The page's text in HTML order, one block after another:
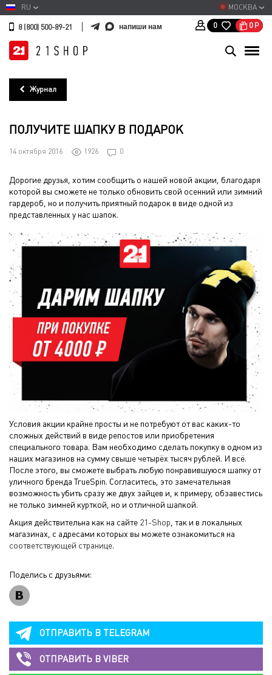
МОСКВА
RU
8 (800) 500-89-21 напиши нам 0 0 Р
Журнал
ПОЛУЧИТЕ ШАПКУ В ПОДАРОК
14 октября 2016 1926 0
Дорогие друзья, хотим сообщить о нашей новой акции, благодаря
которой вы сможете не только обновить свой осенний или зимний
гардероб, но и получить приятный подарок в виде одной из
представленных у нас шапок.
Условия акции крайне просты и не потребуют от вас каких-то
сложных действий в виде репостов или приобретения
специального товара. Вам необходимо сделать покупку в одном из
наших магазинов на сумму свыше четырёх тысяч рублей. И всё.
После этого, вы сможете выбрать любую понравившуюся шапку от
уличного бренда TrueSpin. Согласитесь, это замечательная
возможность убить сразу же двух зайцев и, к примеру, обзавестись
не только зимней курткой, но и отличной шапкой.
Акция действительна как на сайте 21-Shop , так и в локальных
магазинах, с адресами которых вы можете ознакомиться на
соответствующей странице.
Поделись с друзьями:
ОТПРАВИТЬ В TELEGRAM
ОТПРАВИТЬ В VIBER